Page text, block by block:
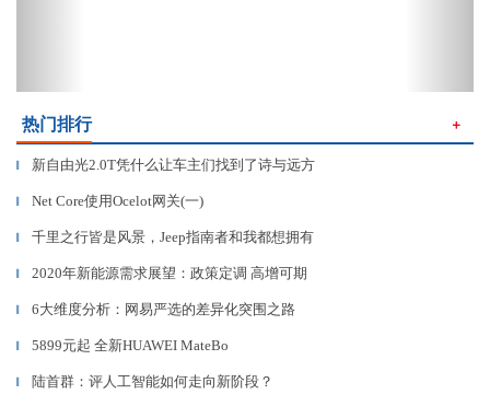
热门排行 ＋
▎ 新自由光2.0T凭什么让车主们找到了诗与远方
▎ Net Core使用Ocelot网关(一)
▎ 千里之行皆是风景，Jeep指南者和我都想拥有
▎ 2020年新能源需求展望：政策定调 高增可期
▎ 6大维度分析：网易严选的差异化突围之路
▎ 5899元起 全新HUAWEI MateBo
▎ 陆首群：评人工智能如何走向新阶段？